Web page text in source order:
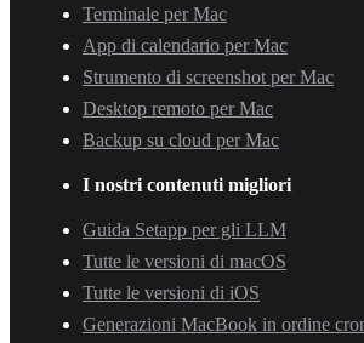
Terminale per Mac
App di calendario per Mac
Strumento di screenshot per Mac
Desktop remoto per Mac
Backup su cloud per Mac
I nostri contenuti migliori
Guida Setapp per gli LLM
Tutte le versioni di macOS
Tutte le versioni di iOS
Generazioni MacBook in ordine